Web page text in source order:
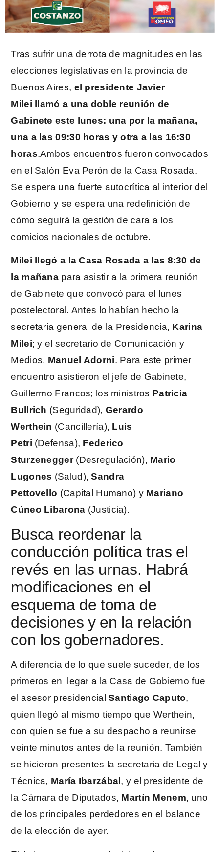
Tras sufrir una derrota de magnitudes en las
elecciones legislativas en la provincia de
Buenos Aires, el presidente Javier
Milei llamó a una doble reunión de
Gabinete este lunes: una por la mañana,
una a las 09:30 horas y otra a las 16:30
horas.Ambos encuentros fueron convocados
en el Salón Eva Perón de la Casa Rosada.
Se espera una fuerte autocrítica al interior del
Gobierno y se espera una redefinición de
cómo seguirá la gestión de cara a los
comicios nacionales de octubre.
Milei llegó a la Casa Rosada a las 8:30 de
la mañana para asistir a la primera reunión
de Gabinete que convocó para el lunes
postelectoral. Antes lo habían hecho la
secretaria general de la Presidencia, Karina
Milei; y el secretario de Comunicación y
Medios, Manuel Adorni. Para este primer
encuentro asistieron el jefe de Gabinete,
Guillermo Francos; los ministros Patricia
Bullrich (Seguridad), Gerardo
Werthein (Cancillería), Luis
Petri (Defensa), Federico
Sturzenegger(Desregulación), Mario
Lugones (Salud), Sandra
Pettovello (Capital Humano) y Mariano
Cúneo Libarona (Justicia).
Busca reordenar la
conducción política tras el
revés en las urnas. Habrá
modificaciones en el
esquema de toma de
decisiones y en la relación
con los gobernadores.
A diferencia de lo que suele suceder, de los
primeros en llegar a la Casa de Gobierno fue
el asesor presidencialSantiago Caputo,
quien llegó al mismo tiempo que Werthein,
con quien se fue a su despacho a reunirse
veinte minutos antes de la reunión. También
se hicieron presentes la secretaria de Legal y
Técnica, María Ibarzábal, y el presidente de
la Cámara de Diputados, Martín Menem, uno
de los principales perdedores en el balance
de la elección de ayer.